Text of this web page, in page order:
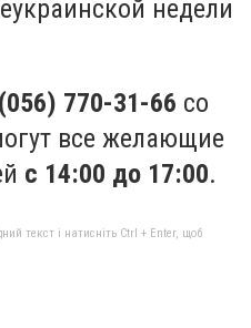
недели
(056) 770-31-66 со
все желающие
с 14:00 до 17:00.
текст і натисніть Ctrl + Enter, щоб